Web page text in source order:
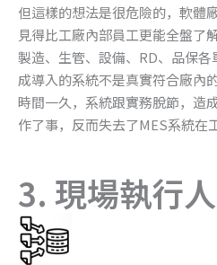
但這樣的想法是很危險的，軟體
見得比工廠內部員工更能全盤了
製造、生管、設備、RD、品保
成導入的系統不是真實符合廠內
時間一久，系統跟實務脫節，造
作了事，反而失去了MES系統在
3. 現場執行